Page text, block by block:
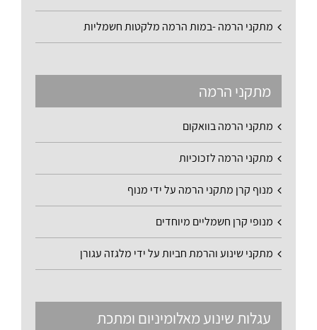
מתקני הרמה -במות הרמה מלקטות חשמליות
מתקני הרמה
מתקני הרמה בוואקום
מתקני הרמה לזכוכיות
מנוף קרן מתקני הרמה על ידי מנוף
מנופי קרן חשמליים מיוחדים
מתקני שינוע והרמת חביות על ידי מלגזה עגורן
עגלות שינוע מאלומיניום ומתכת